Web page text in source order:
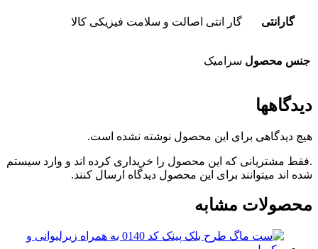
گارانتی گار انتی اصالت و سلامت فیزیکی کالا
جنس محصول سرامیک
دیدگاهها
هیچ دیدگاهی برای این محصول نوشته نشده است.
.فقط مشتریانی که این محصول را خریداری کرده اند و وارد سیستم
شده اند میتوانند برای این محصول دیدگاه ارسال کنند.
محصولات مشابه